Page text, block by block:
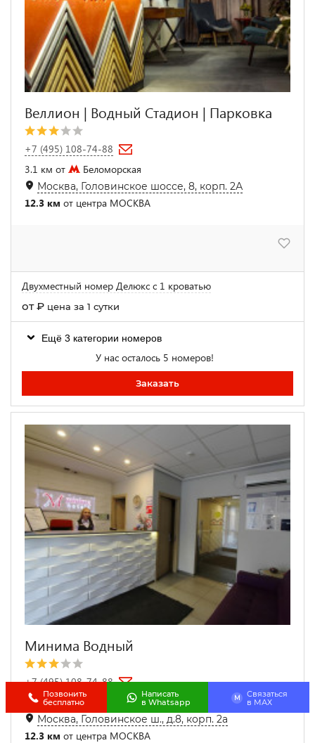
Веллион | Водный Стадион | Парковка
+7 (495) 108-74-88
3.1 км от
Беломорская
Москва, Головинское шоссе, 8, корп. 2А
12.3 км от центра МОСКВА
Двухместный номер Делюкс с 1 кроватью
от₽ цена за 1 сутки
Ещё 3 категории номеров
У нас осталось 5 номеров!
Заказать
Минима Водный
+7 (495) 108-74-88
3.1 км от
Беломорская
Москва, Головинское ш., д.8, корп. 2а
12.3 км от центра МОСКВА
Позвонить
бесплатно
Написать
в Whatsapp
M
Связаться
в МАХ